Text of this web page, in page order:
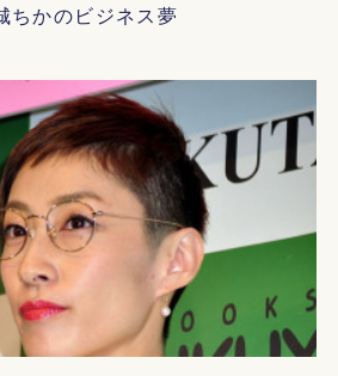
ちかのビジネス夢